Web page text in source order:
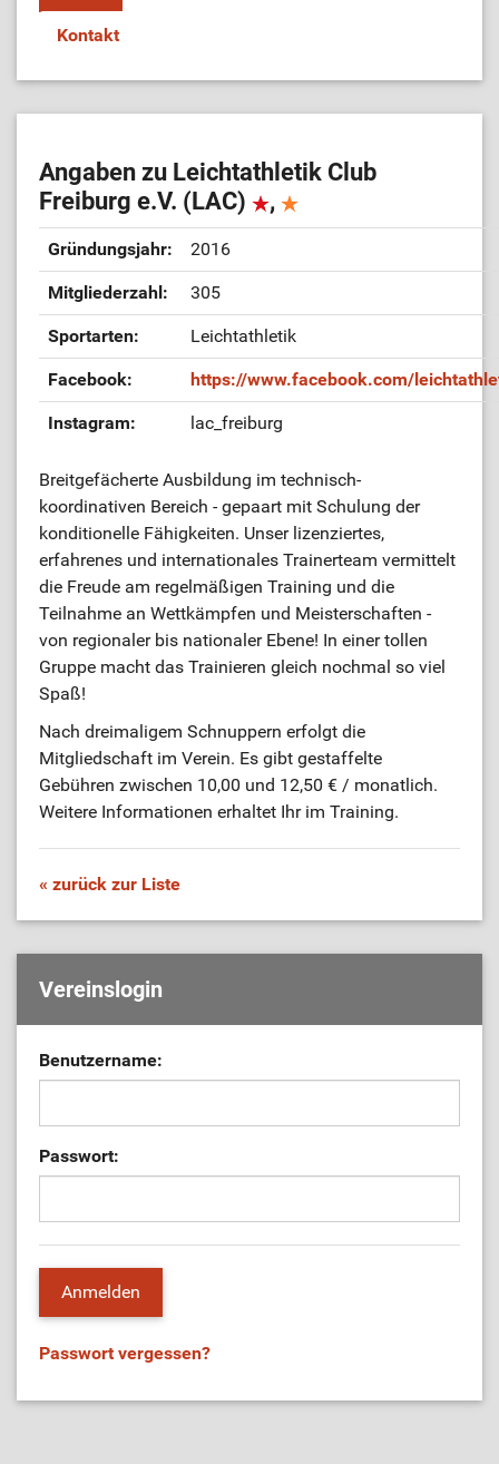
Kontakt
Angaben zu Leichtathletik Club
Freiburg e.V. (LAC)
,
Gründungsjahr: 2016
Mitgliederzahl: 305
Sportarten: Leichtathletik
Facebook: https://www.facebook.com/
Instagram: lac_freiburg
Breitgefächerte Ausbildung im technisch-
koordinativen Bereich - gepaart mit Schulung der
konditionelle Fähigkeiten. Unser lizenziertes,
erfahrenes und internationales Trainerteam vermittelt
die Freude am regelmäßigen Training und die
Teilnahme an Wettkämpfen und Meisterschaften -
von regionaler bis nationaler Ebene! In einer tollen
Gruppe macht das Trainieren gleich nochmal so viel
Spaß!
Nach dreimaligem Schnuppern erfolgt die
Mitgliedschaft im Verein. Es gibt gestaffelte
Gebühren zwischen 10,00 und 12,50 € / monatlich.
Weitere Informationen erhaltet Ihr im Training.
« zurück zur Liste
Vereinslogin
Benutzername:
Passwort:
Passwort vergessen?